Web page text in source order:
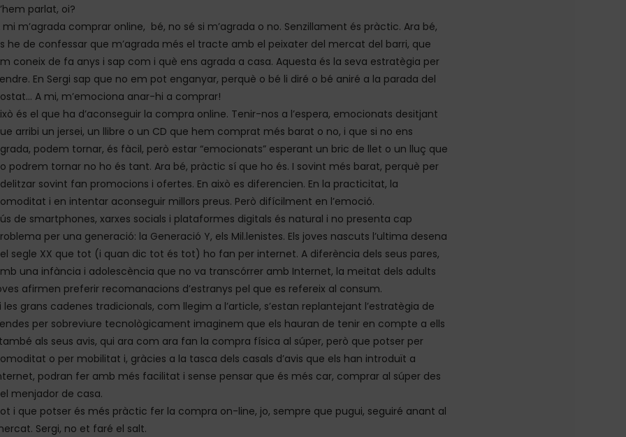
parlat, oi?
mi m’agrada comprar online, bé, no sé si m’agrada o no. Senzillament és pràctic. Ara bé,
he de confessar que m’agrada més el tracte amb el peixater del mercat del barri, que
coneix de fa anys i sap com i què ens agrada a casa. Aquesta és la seva estratègia per
En Sergi sap que no em pot enganyar, perquè o bé li diré o bé aniré a la parada del
A mi, m’emociona anar-hi a comprar!
és el que ha d’aconseguir la compra online. Tenir-nos a l’espera, emocionats desitjant
arribi un jersei, un llibre o un CD que hem comprat més barat o no, i que si no ens
podem tornar, és fàcil, però estar “emocionats” esperant un bric de llet o un lluç que
podrem tornar no ho és tant. Ara bé, pràctic sí que ho és. I sovint més barat, perquè per
sovint fan promocions i ofertes. En això es diferencien. En la practicitat, la
i en intentar aconseguir millors preus. Però difícilment en l’emoció.
de smartphones, xarxes socials i plataformes digitals és natural i no presenta cap
per una generació: la Generació Y, els Mil.lenistes. Els joves nascuts l’ultima desena
segle XX que tot (i quan dic tot és tot) ho fan per internet. A diferència dels seus pares,
una infància i adolescència que no va transcórrer amb Internet, la meitat dels adults
afirmen preferir recomanacions d’estranys pel que es refereix al consum.
les grans cadenes tradicionals, com llegim a l’article, s’estan replantejant l’estratègia de
per sobreviure tecnològicament imaginem que els hauran de tenir en compte a ells
als seus avis, qui ara com ara fan la compra física al súper, però que potser per
o per mobilitat i, gràcies a la tasca dels casals d’avis que els han introduït a
podran fer amb més facilitat i sense pensar que és més car, comprar al súper des
menjador de casa.
i que potser és més pràctic fer la compra on-line, jo, sempre que pugui, seguiré anant al
Sergi, no et faré el salt.